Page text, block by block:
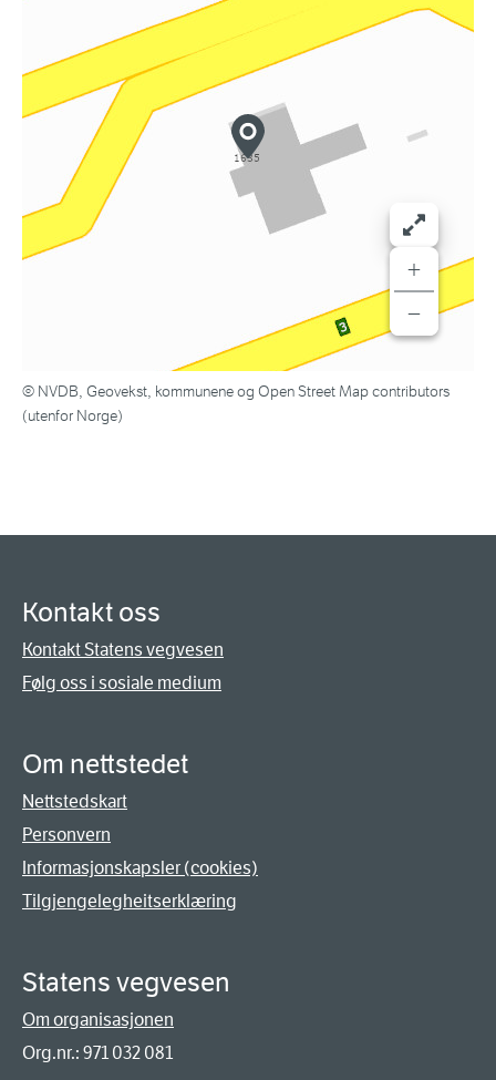
+
−
© NVDB, Geovekst, kommunene og Open Street Map contributors
(utenfor Norge)
Kontakt oss
Kontakt Statens vegvesen
Følg oss i sosiale medium
Om nettstedet
Nettstedskart
Personvern
Informasjonskapsler (cookies)
Tilgjengelegheitserklæring
Statens vegvesen
Om organisasjonen
Org.nr.: 971 032 081